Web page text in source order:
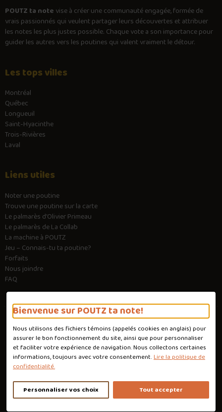
Bienvenue sur POUTZ ta note!
Nous utilisons des fichiers témoins (appelés cookies en anglais) pour
assurer le bon fonctionnement du site, ainsi que pour personnaliser
et faciliter votre expérience de navigation. Nous collectons certaines
informations, toujours avec votre consentement.Lire la politique de
confidentialité.
Personnaliser vos choix Tout accepter
POUTZ ta note vise à créer une communauté engagée, formée de
vrais passionnés qui veulent partager leurs découvertes et attribuer
les notes les plus justes possible. Chaque vote a son importance pour
guider les autres vers les poutines qui valent vraiment le détour.
Les tops villes
Montréal
Québec
Longueuil
Saint-Hyacinthe
Trois-Rivières
Laval
Liens utiles
Noter une poutine
Trouve une poutine sur la carte
Le palmarès d’Olivier Primeau
Le palmarès de La Collab
La machine à POUTZ
Jeu – Connais-tu ta poutine?
Forfaits
Nous joindre
FAQ
Copyright © 2026
Conditions d'utilisation
Politique de confidentialité
Personnaliser les cookies
Conception :Ekloweb